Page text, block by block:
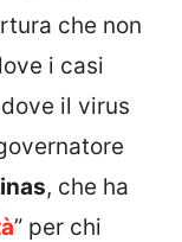
che non
i casi
il virus
, che ha
” per chi